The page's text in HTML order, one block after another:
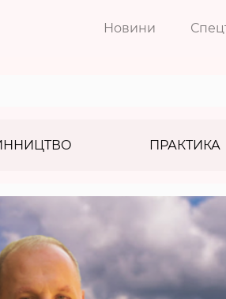
Новини
ПРАКТИКА